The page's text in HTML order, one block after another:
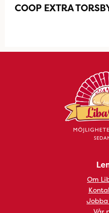
COOP EXTRA
Om
Jobba